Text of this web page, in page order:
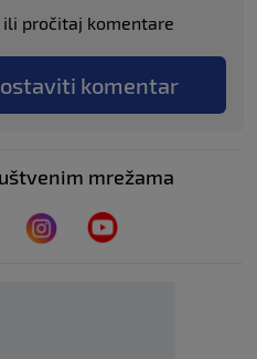
pročitaj komentare
komentar
mrežama